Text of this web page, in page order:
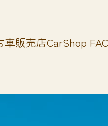
販売店CarShop